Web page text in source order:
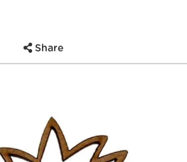
Share